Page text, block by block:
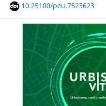
10.25100/peu.7523623